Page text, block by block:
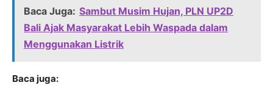
Baca Juga: Sambut Musim Hujan, PLN UP2D
Bali Ajak Masyarakat Lebih Waspada dalam
Menggunakan Listrik
Baca juga: